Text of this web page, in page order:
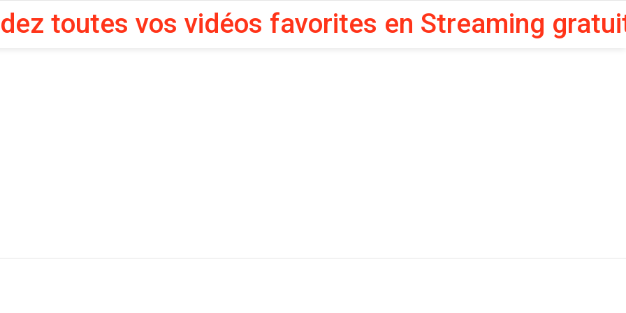
toutes vos vidéos favorites en Streaming